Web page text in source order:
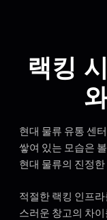
랙킹
현대 물류 유통 센
쌓여 있는 모습은
현대 물류의 진정한
적절한 랙킹 인프
스러운 창고의 차